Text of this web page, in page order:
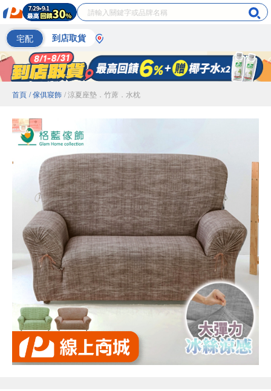
宅配 到店取貨
首頁 / 傢俱寢飾 / 涼夏座墊．竹蓆．水枕